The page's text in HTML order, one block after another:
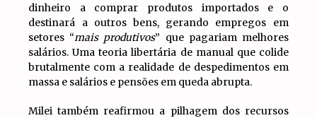
dinheiro a comprar produtos importados e o
destinará a outros bens, gerando empregos em
setores “mais produtivos” que pagariam melhores
salários. Uma teoria libertária de manual que colide
brutalmente com a realidade de despedimentos em
massa e salários e pensões em queda abrupta.
Milei também reafirmou a pilhagem dos recursos